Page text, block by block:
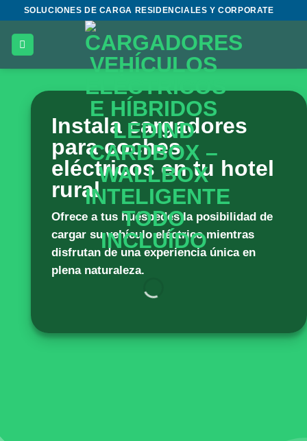
Saltar
contenido
SOLUCIONES DE CARGA RESIDENCIALES Y CORPORATE
Instala cargadores
para coches
eléctricos en tu hotel
rural
Ofrece a tus huéspedes la posibilidad de
cargar su vehículo eléctrico mientras
disfrutan de una experiencia única en
plena naturaleza.